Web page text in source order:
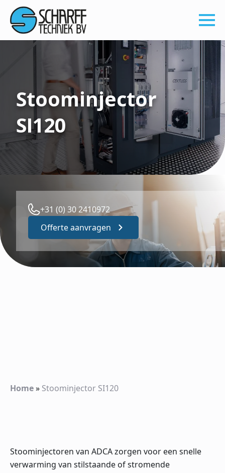
Stoominjector
SI120
+31 (0) 30 2410972
Offerte aanvragen
Home» Stoominjector SI120
Stoominjectoren van ADCA zorgen voor een snelle
verwarming van stilstaande of stromende